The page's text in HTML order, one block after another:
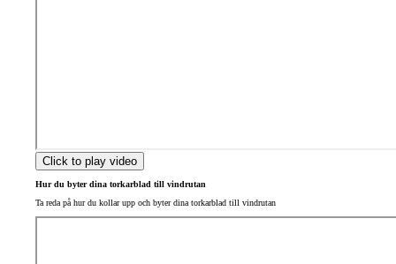
Click to play video
Hur du byter dina torkarblad till vindrutan
Ta reda på hur du kollar upp och byter dina torkarblad till vindrutan